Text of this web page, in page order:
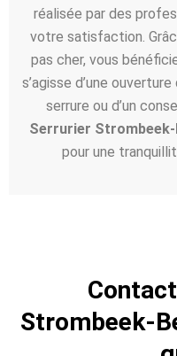
réalisée par des
votre satisfaction.
pas cher, vous
s’agisse d’une
serrure ou d’un
Serrurier Strombeek-
pour une
Strombeek-